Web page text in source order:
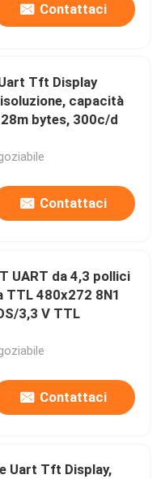
Contattaci
Tft Display
capacità
bytes, 300c/d
Contattaci
UART da 4,3 pollici
480x272 8N1
3,3 V TTL
Contattaci
Uart Tft Display,